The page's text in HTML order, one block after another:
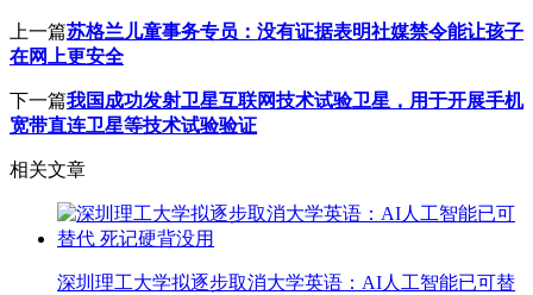
上一篇苏格兰儿童事务专员：没有证据表明社媒禁令能让孩子
在网上更安全
下一篇我国成功发射卫星互联网技术试验卫星，用于开展手机
宽带直连卫星等技术试验验证
相关文章
深圳理工大学拟逐步取消大学英语：AI人工智能已可替